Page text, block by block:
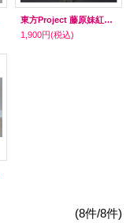
東方Project 藤原妹紅風 ふじわらのもこう コスプレウィッグ
1,900円(税込)
(8件/8件)